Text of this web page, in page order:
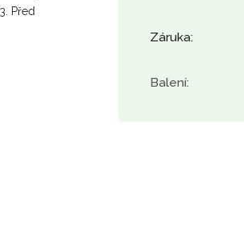
Před
Záruka:
Balení: